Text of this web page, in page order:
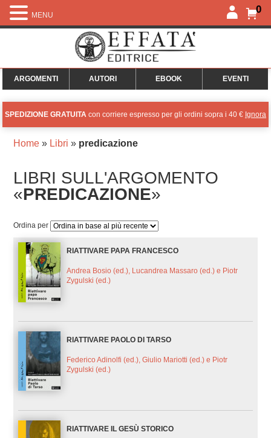
0
ARGOMENTI AUTORI EBOOK EVENTI
SPEDIZIONE GRATUITA con corriere espresso per gli ordini sopra i 40 € Ignora
Home» Libri » predicazione
LIBRI SULL'ARGOMENTO
«PREDICAZIONE»
Ordina per
RIATTIVARE PAPA FRANCESCO
Andrea Bosio (ed.), Lucandrea Massaro (ed.) e Piotr
Zygulski (ed.)
RIATTIVARE PAOLO DI TARSO
Federico Adinolfi (ed.), Giulio Mariotti (ed.) e Piotr
Zygulski (ed.)
RIATTIVARE IL GESÙ STORICO
MENU